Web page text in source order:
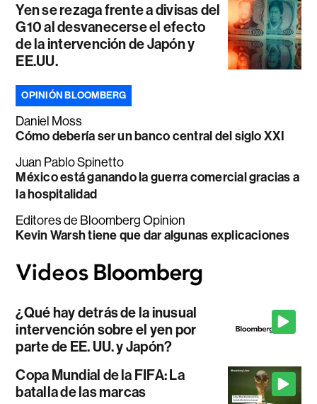
Yen se rezaga frente a divisas del
G10 al desvanecerse el efecto
de la intervención de Japón y
EE.UU.
OPINIÓN BLOOMBERG
Daniel Moss
Cómo debería ser un banco central del siglo XXI
Juan Pablo Spinetto
México está ganando la guerra comercial gracias a
la hospitalidad
Editores de Bloomberg Opinion
Kevin Warsh tiene que dar algunas explicaciones
¿Qué hay detrás de la inusual
intervención sobre el yen por
parte de EE. UU. y Japón?
Copa Mundial de la FIFA: La
batalla de las marcas